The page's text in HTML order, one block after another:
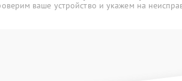
Замена USB
ваше устройство и укажем на